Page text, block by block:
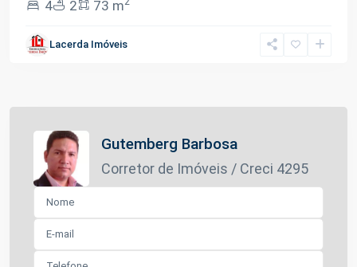
4 2 73 m
Lacerda Imóveis
Gutemberg Barbosa
Corretor de Imóveis / Creci 4295